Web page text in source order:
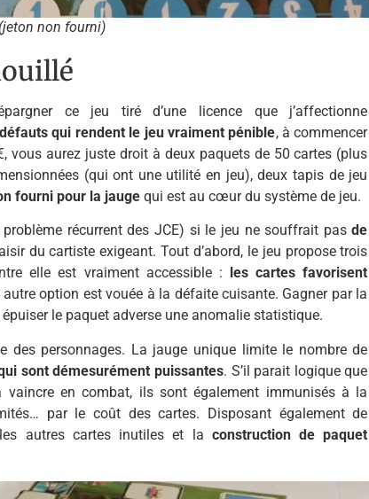
non fourni)
ce jeu tiré d’une licence que j’affectionne
qui rendent le jeu vraiment pénible, à commencer
vous aurez juste droit à deux paquets de 50 cartes (plus
(qui ont une utilité en jeu), deux tapis de jeu
fourni pour la jauge qui est au cœur du système de jeu.
récurrent des JCE) si le jeu ne souffrait pasde
du cartiste exigeant. Tout d’abord, le jeu propose trois
elle est vraiment accessible : les cartes favorisent
option est vouée à la défaite cuisante. Gagner par la
le paquet adverse une anomalie statistique.
des personnages. La jauge unique limite le nombre de
sont démesurément puissantes. S’il parait logique que
en combat, ils sont également immunisés à la
par le coût des cartes. Disposant également de
autres cartes inutiles et la construction de paquet